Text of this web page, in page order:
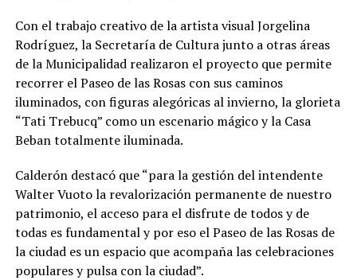
Con el trabajo creativo de la artista visual Jorgelina
Rodríguez, la Secretaría de Cultura junto a otras áreas
de la Municipalidad realizaron el proyecto que permite
recorrer el Paseo de las Rosas con sus caminos
iluminados, con figuras alegóricas al invierno, la glorieta
“Tati Trebucq” como un escenario mágico y la Casa
Beban totalmente iluminada.
Calderón destacó que “para la gestión del intendente
Walter Vuoto la revalorización permanente de nuestro
patrimonio, el acceso para el disfrute de todos y de
todas es fundamental y por eso el Paseo de las Rosas de
la ciudad es un espacio que acompaña las celebraciones
populares y pulsa con la ciudad”.